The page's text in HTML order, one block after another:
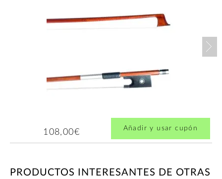
108,00€ Añadir y usar cupón
PRODUCTOS INTERESANTES DE OTRAS